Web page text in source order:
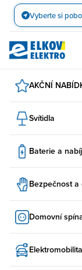
Přejít
obsah
Vyberte si
AKČNÍ
Svítidla
Baterie a
Bezpečnost
Domovní
Elektromobilita